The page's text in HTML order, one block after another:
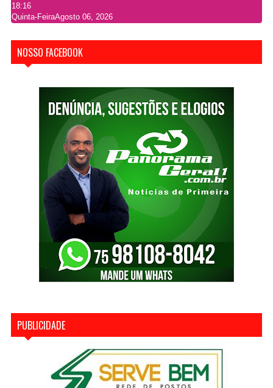
18:16
Quinta-FeiraAgosto 06, 2026
NOSSO FACEBOOK
PUBLICIDADE